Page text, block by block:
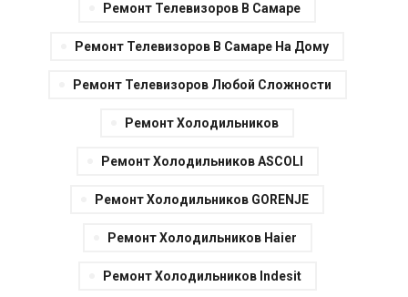
Ремонт Телевизоров В Самаре
Ремонт Телевизоров В Самаре На Дому
Ремонт Телевизоров Любой Сложности
Ремонт Холодильников
Ремонт Холодильников ASCOLI
Ремонт Холодильников GORENJE
Ремонт Холодильников Haier
Ремонт Холодильников Indesit